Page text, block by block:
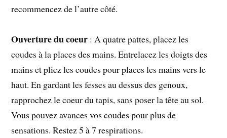
recommencez de l’autre côté.
Ouverture du coeur : A quatre pattes, placez les
coudes à la places des mains. Entrelacez les doigts des
mains et pliez les coudes pour places les mains vers le
haut. En gardant les fesses au dessus des genoux,
rapprochez le coeur du tapis, sans poser la tête au sol.
Vous pouvez avances vos coudes pour plus de
sensations. Restez 5 à 7 respirations.